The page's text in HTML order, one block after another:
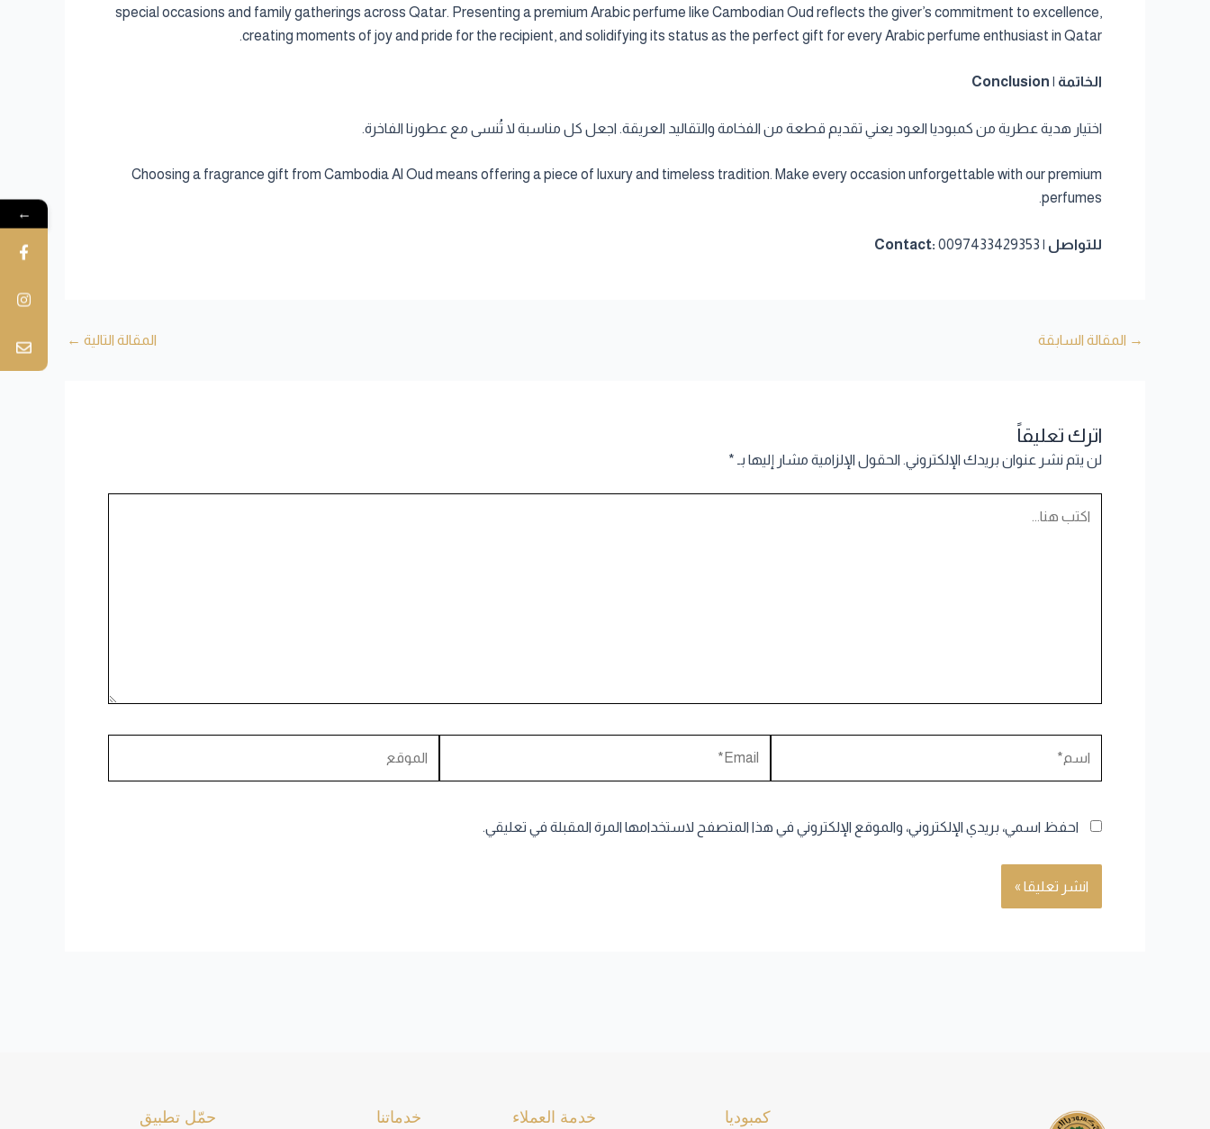
special occasions and family gatherings across Qatar. Presenting a premium Arabic perfume like Cambodian Oud reflects the giver’s commitment to excellence,
creating moments of joy and pride for the recipient, and solidifying its status as the perfect gift for every Arabic perfume enthusiast in Qatar.
الخاتمة | Conclusion
اختيار هدية عطرية من كمبوديا العود يعني تقديم قطعة من الفخامة والتقاليد العريقة. اجعل كل مناسبة لا تُنسى مع عطورنا الفاخرة.
Choosing a fragrance gift from Cambodia Al Oud means offering a piece of luxury and timeless tradition. Make every occasion unforgettable with our premium
perfumes.
للتواصل | Contact: 0097433429353
→ المقالة السابقة المقالة التالية ←
اترك تعليقاً
لن يتم نشر عنوان بريدك الإلكتروني. الحقول الإلزامية مشار إليها بـ *
هنا...
احفظ اسمي، بريدي الإلكتروني، والموقع الإلكتروني في هذا المتصفح لاستخدامها المرة المقبلة في تعليقي.
كمبوديا خدمة العملاء خدماتنا
حمّل تطبيق
←